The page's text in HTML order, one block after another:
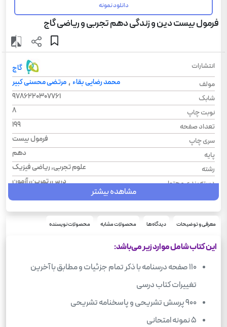
دانلود نمونه
فرمول بیست دین و زندگی دهم تجربی و ریاضی گاج
انتشارات
گاج
مولف
محمد رضایی بقاء ،مرتضی محسنی کبیر
شابک
9786220307761
نوبت چاپ
8
تعداد صفحه
199
سری چاپ
فرمول بیست
پایه
دهم
رشته
علوم تجربی, ریاضی فیزیک
دسته بندی محتوا
درس، تمرین، آزمون
موضوعدرسنامه - پرسش‌های تشریحی به همراه پاسخ تشریحی - سوالات
امتحان نهایی
سال چاپ
نوع جلد
قطع
درس
دین و زندگی
مشاهده بیشتر
معرفی و توضیحات دیدگاه‌ها محصولات مشابه محصولات نویسنده
این کتاب شامل موارد زیر می‌باشد:
110 صفحه درسنامه با ذکر تمام جزئیات و مطابق با آخرین
تغییرات کتاب درسی
900 پرسش تشریحی و پاسخنامه تشریحی
5 نمونه امتحانی